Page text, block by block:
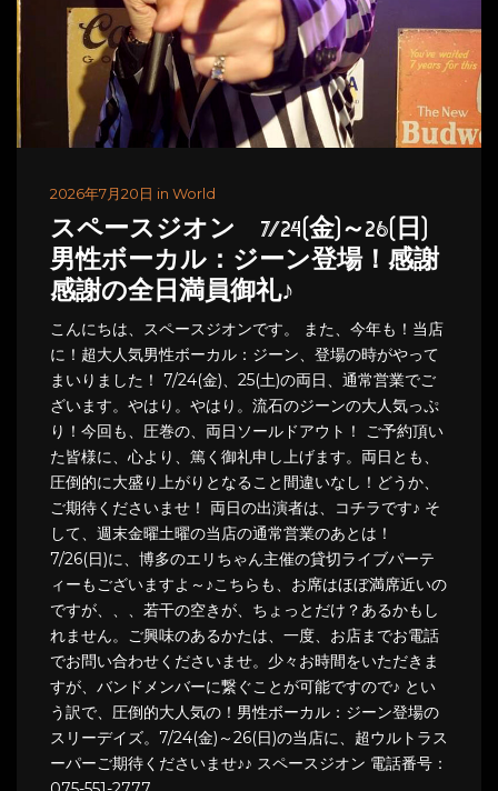
2026年7月20日 in World
スペースジオン 7/24(金)～26(日)
男性ボーカル：ジーン登場！感謝
感謝の全日満員御礼♪
こんにちは、スペースジオンです。 また、今年も！当店
に！超大人気男性ボーカル：ジーン、登場の時がやって
まいりました！ 7/24(金)、25(土)の両日、通常営業でご
ざいます。やはり。やはり。流石のジーンの大人気っぷ
り！今回も、圧巻の、両日ソールドアウト！ ご予約頂い
た皆様に、心より、篤く御礼申し上げます。両日とも、
圧倒的に大盛り上がりとなること間違いなし！どうか、
ご期待くださいませ！ 両日の出演者は、コチラです♪ そ
して、週末金曜土曜の当店の通常営業のあとは！
7/26(日)に、博多のエリちゃん主催の貸切ライブパーテ
ィーもございますよ～♪こちらも、お席はほぼ満席近いの
ですが、、、若干の空きが、ちょっとだけ？あるかもし
れません。ご興味のあるかたは、一度、お店までお電話
でお問い合わせくださいませ。少々お時間をいただきま
すが、バンドメンバーに繋ぐことが可能ですので♪ とい
う訳で、圧倒的大人気の！男性ボーカル：ジーン登場の
スリーデイズ。7/24(金)～26(日)の当店に、超ウルトラス
ーパーご期待くださいませ♪♪ スペースジオン 電話番号：